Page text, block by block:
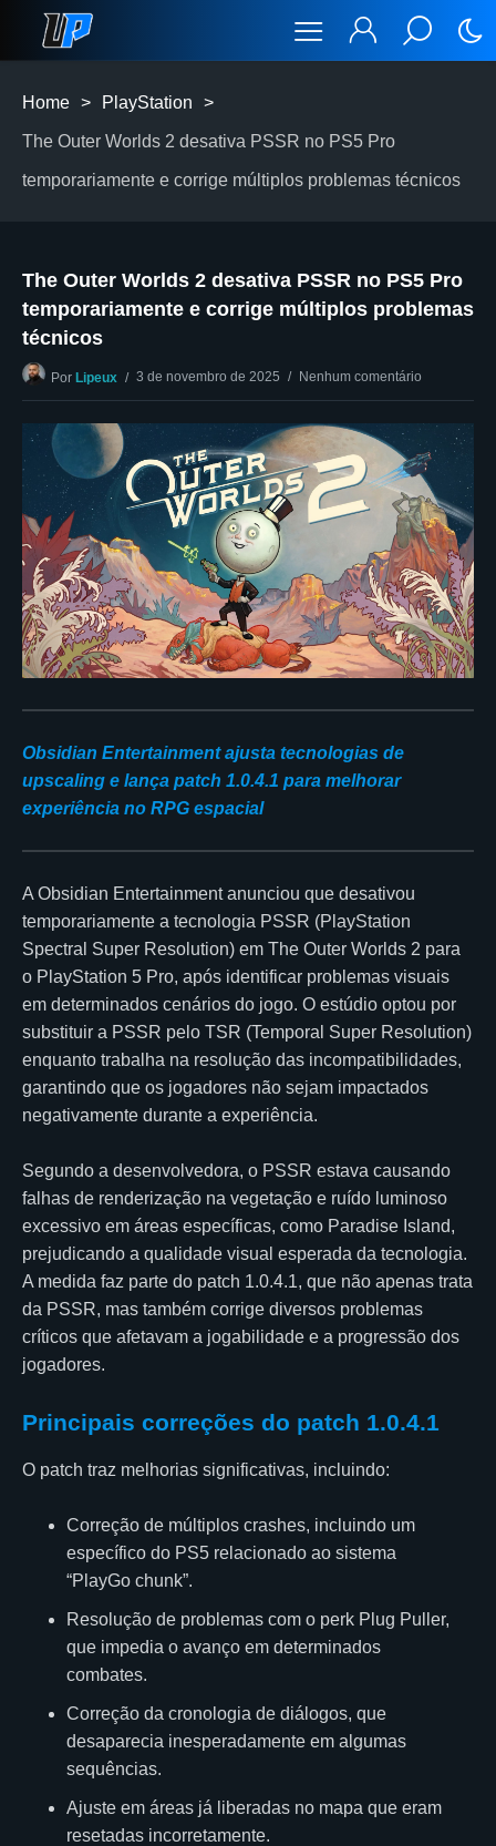
Home > PlayStation >
The Outer Worlds 2 desativa PSSR no PS5 Pro
temporariamente e corrige múltiplos problemas técnicos
The Outer Worlds 2 desativa PSSR no PS5 Pro
temporariamente e corrige múltiplos problemas
técnicos
Por Lipeux 3 de novembro de 2025 Nenhum comentário
Obsidian Entertainment ajusta tecnologias de
upscaling e lança patch 1.0.4.1 para melhorar
experiência no RPG espacial
A Obsidian Entertainment anunciou que desativou
temporariamente a tecnologia PSSR (PlayStation
Spectral Super Resolution) em The Outer Worlds 2 para
o PlayStation 5 Pro, após identificar problemas visuais
em determinados cenários do jogo. O estúdio optou por
substituir a PSSR pelo TSR (Temporal Super Resolution)
enquanto trabalha na resolução das incompatibilidades,
garantindo que os jogadores não sejam impactados
negativamente durante a experiência.
Segundo a desenvolvedora, o PSSR estava causando
falhas de renderização na vegetação e ruído luminoso
excessivo em áreas específicas, como Paradise Island,
prejudicando a qualidade visual esperada da tecnologia.
A medida faz parte do patch 1.0.4.1, que não apenas trata
da PSSR, mas também corrige diversos problemas
críticos que afetavam a jogabilidade e a progressão dos
jogadores.
Principais correções do patch 1.0.4.1
O patch traz melhorias significativas, incluindo:
Correção de múltiplos crashes, incluindo um
específico do PS5 relacionado ao sistema
“PlayGo chunk”.
Resolução de problemas com o perk Plug Puller,
que impedia o avanço em determinados
combates.
Correção da cronologia de diálogos, que
desaparecia inesperadamente em algumas
sequências.
Ajuste em áreas já liberadas no mapa que eram
resetadas incorretamente.